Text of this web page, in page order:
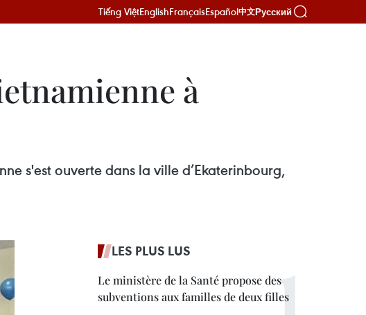
Tiếng ViệtEnglishFrançaisEspañol中文Русский
à
s'est ouverte dans la ville d’Ekaterinbourg,
LES PLUS LUS
Le ministère de la Santé propose des
subventions aux familles de deux filles